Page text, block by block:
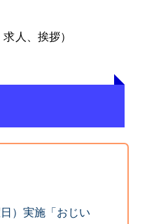
人、挨拶）
）実施「おじい